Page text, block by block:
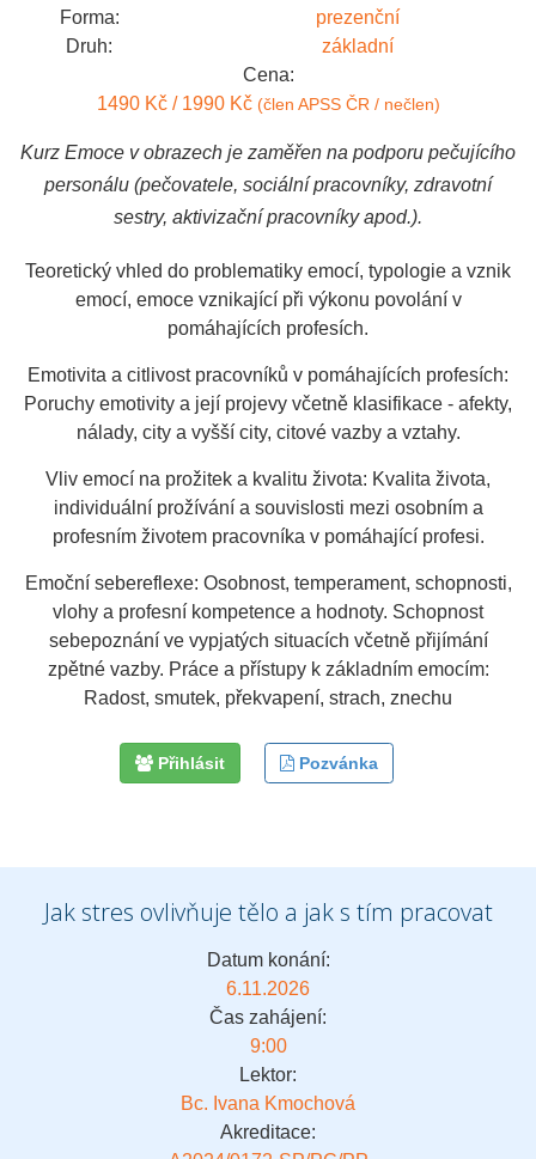
Forma:
prezenční
Druh:
základní
Cena:
1490 Kč / 1990 Kč (člen APSS ČR / nečlen)
Kurz Emoce v obrazech je zaměřen na podporu pečujícího
personálu (pečovatele, sociální pracovníky, zdravotní
sestry, aktivizační pracovníky apod.).
Teoretický vhled do problematiky emocí, typologie a vznik
emocí, emoce vznikající při výkonu povolání v
pomáhajících profesích.
Emotivita a citlivost pracovníků v pomáhajících profesích:
Poruchy emotivity a její projevy včetně klasifikace - afekty,
nálady, city a vyšší city, citové vazby a vztahy.
Vliv emocí na prožitek a kvalitu života: Kvalita života,
individuální prožívání a souvislosti mezi osobním a
profesním životem pracovníka v pomáhající profesi.
Emoční sebereflexe: Osobnost, temperament, schopnosti,
vlohy a profesní kompetence a hodnoty. Schopnost
sebepoznání ve vypjatých situacích včetně přijímání
zpětné vazby. Práce a přístupy k základním emocím:
Radost, smutek, překvapení, strach, znechu
Přihlásit Pozvánka
Jak stres ovlivňuje tělo a jak s tím pracovat
Datum konání:
6.11.2026
Čas zahájení:
9:00
Lektor:
Bc. Ivana Kmochová
Akreditace: